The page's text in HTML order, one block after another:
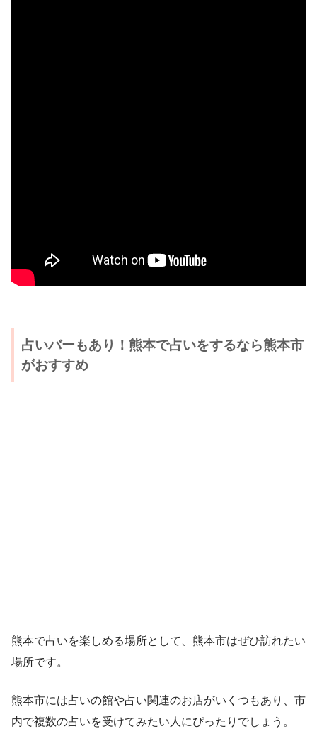
占いバーもあり！熊本で占いをするなら熊本市
がおすすめ
熊本で占いを楽しめる場所として、熊本市はぜひ訪れたい
場所です。
熊本市には占いの館や占い関連のお店がいくつもあり、市
内で複数の占いを受けてみたい人にぴったりでしょう。